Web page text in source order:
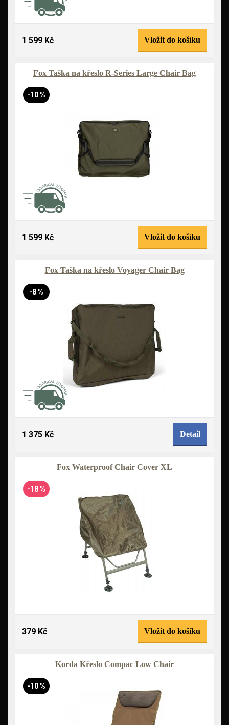
1 599 Kč Vložit do košíku
Fox Taška na křeslo R-Series Large Chair Bag
-10 %
1 599 Kč Vložit do košíku
Fox Taška na křeslo Voyager Chair Bag
-8 %
1 375 Kč Detail
Fox Waterproof Chair Cover XL
-18 %
379 Kč Vložit do košíku
Korda Křeslo Compac Low Chair
-10 %